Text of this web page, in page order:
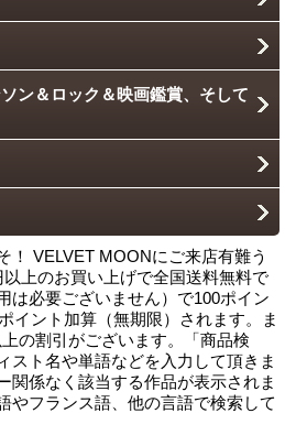
ン＆ロック＆映画鑑賞、そして
！ VELVET MOONにご来店有難う
上のお買い上げで全国送料無料で
は必要ございません）で100ポイン
イント加算（無期限）されます。ま
の割引がございます。「商品検
スト名や単語などを入力して頂きま
関係なく該当する作品が表示されま
やフランス語、他の言語で検索して